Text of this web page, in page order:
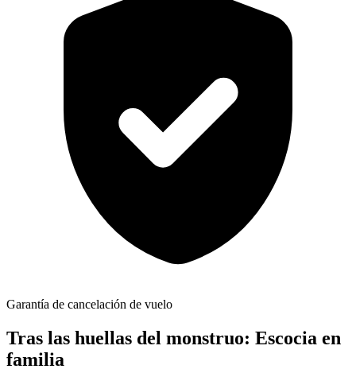
Garantía de cancelación de vuelo
Tras las huellas del monstruo: Escocia en
familia